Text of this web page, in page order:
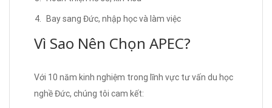
Bay sang Đức, nhập học và làm việc
Vì Sao Nên Chọn APEC?
Với 10 năm kinh nghiệm trong lĩnh vực tư vấn du học
nghề Đức, chúng tôi cam kết: